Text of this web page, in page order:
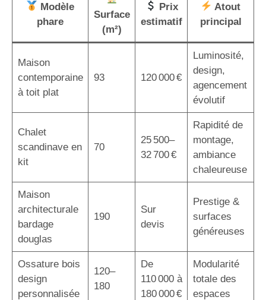
Modèle
phare
Surface
(m²)
Prix
estimatif
Atout
principal
Maison
contemporaine
à toit plat
93 120 000 €
Luminosité,
design,
agencement
évolutif
Chalet
scandinave en
kit
70
25 500–
32 700 €
Rapidité de
montage,
ambiance
chaleureuse
Maison
architecturale
bardage
douglas
190
Sur
devis
Prestige &
surfaces
généreuses
Ossature bois
design
personnalisée
120–
180
De
110 000 à
180 000 €
Modularité
totale des
espaces